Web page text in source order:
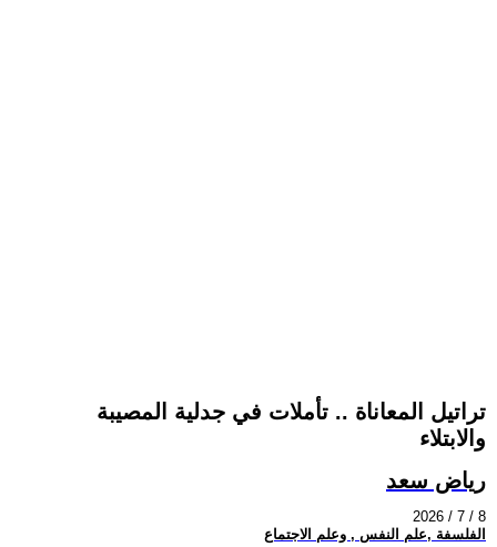
تراتيل المعاناة .. تأملات في جدلية المصيبة
والابتلاء
رياض سعد
2026 / 7 / 8
الفلسفة ,علم النفس , وعلم الاجتماع